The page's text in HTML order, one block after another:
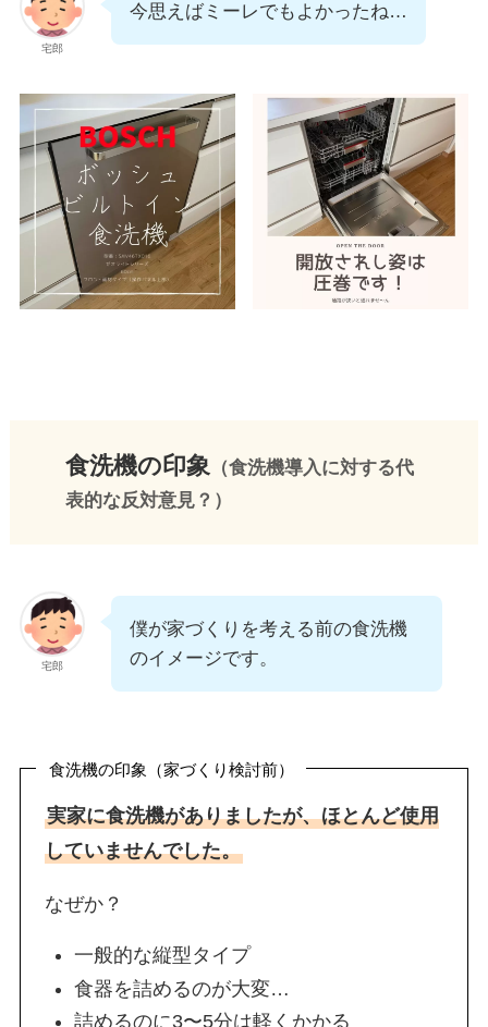
宅郎
今思えばミーレでもよかったね…
食洗機の印象 （食洗機導入に対する代
表的な反対意見？）
宅郎
僕が家づくりを考える前の食洗機
のイメージです。
食洗機の印象（家づくり検討前）
実家に食洗機がありましたが、ほとんど使用
していませんでした。
なぜか？
一般的な縦型タイプ
食器を詰めるのが大変…
詰めるのに3〜5分は軽くかかる